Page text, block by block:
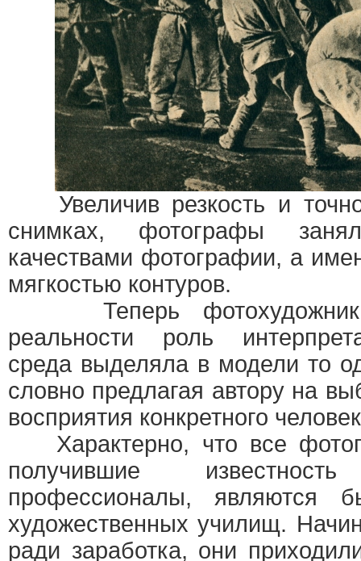
Увеличив резкость и
снимках, фотографы
качествами фотографии, а
мягкостью контуров.
Теперь фотохудожник
реальности роль
среда выделяла в модели то
словно предлагая автору на
восприятия конкретного
Характерно, что все
получившие
профессионалы, являются
художественных училищ.
ради заработка, они